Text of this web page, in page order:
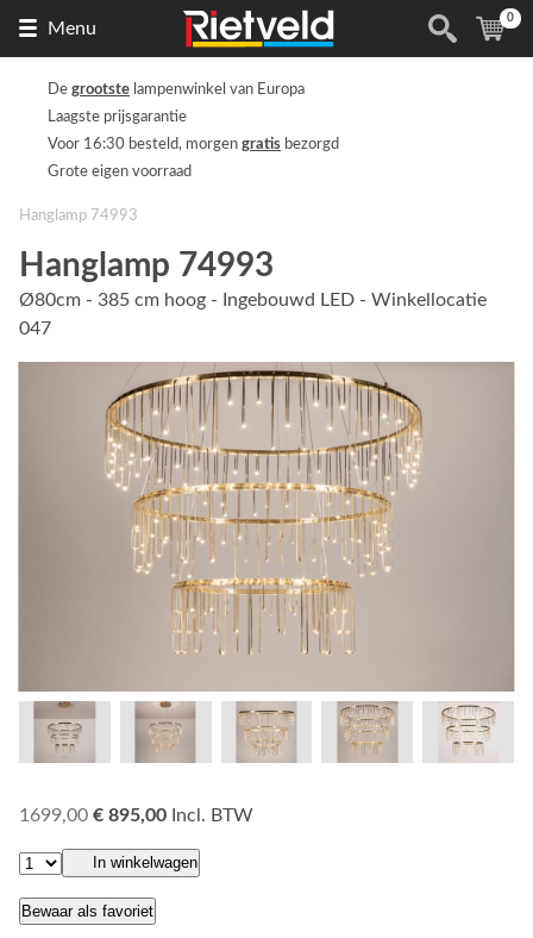
Menu
de
(
0
De grootste lampenwinkel van Europa
Laagste prijsgarantie
Voor 16:30 besteld, morgen gratis bezorgd
Grote eigen voorraad
Hanglamp 74993
Hanglamp 74993
Ø80cm - 385 cm hoog - Ingebouwd LED - Winkellocatie
047
1699,00 € 895,00 Incl. BTW
In winkelwagen
Bewaar als favoriet